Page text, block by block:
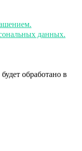
данных.
обработано в